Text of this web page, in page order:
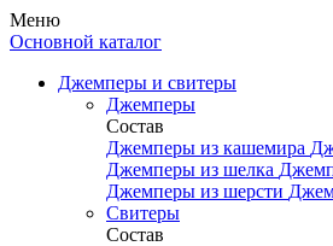
Меню
Основной каталог
Джемперы и свитеры
Джемперы
Состав
Джемперы из кашемира
Джемперы из шелка
Джемперы из шерсти
Свитеры
Состав